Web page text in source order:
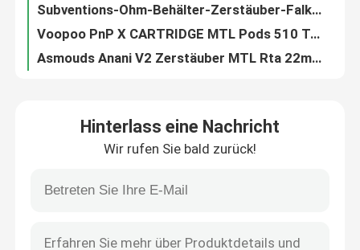
Qualitätskontrolle
Fordern Sie ein Zitat
Nachfüllbare Hülse Vapes
Wegwerfhülse Vapes
Faden Vape-Behälter-Edelstahl Rta-Hülse Vape-Zerstäuber-2ml 510
Toter des Kaninchen-V2 RDA 24mm Vape Faden Zerstäuber-Behälter-des Edelstahl-510
Präzisions-MTL reines Rta Vape gutes Aroma des Zerstäuber-Behälter-2.7ml 22mm
Hinterlass eine Nachricht
Wir rufen Sie bald zurück!